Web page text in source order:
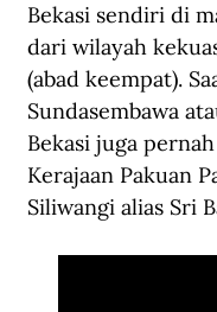
Bekasi sendiri di
dari wilayah
(abad keempat).
Sundasembawa
Bekasi juga
Kerajaan Pakuan
Siliwangi alias Sri